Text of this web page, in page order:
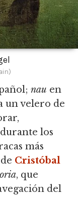
nau en
un velero de
los
más
de Cristóbal
, que
del